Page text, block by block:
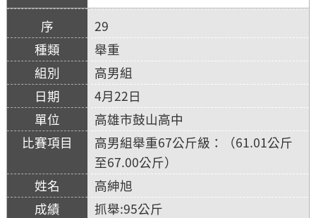
29
舉重
高男組
4月22日
高雄市鼓山高中
高男組舉重67公斤級：（61.01公斤
至67.00公斤）
高紳旭
抓舉:95公斤